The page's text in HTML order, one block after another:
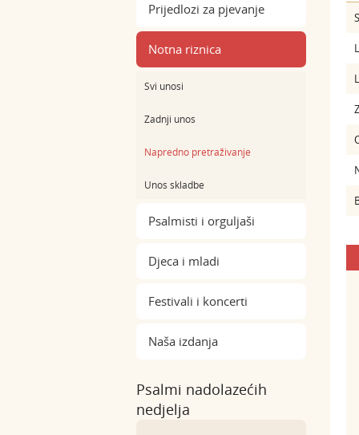
Prijedlozi za pjevanje
Notna riznica
Svi unosi
Zadnji unos
Napredno pretraživanje
Unos skladbe
Psalmisti i orguljaši
Djeca i mladi
Festivali i koncerti
Naša izdanja
Psalmi nadolazećih
nedjelja